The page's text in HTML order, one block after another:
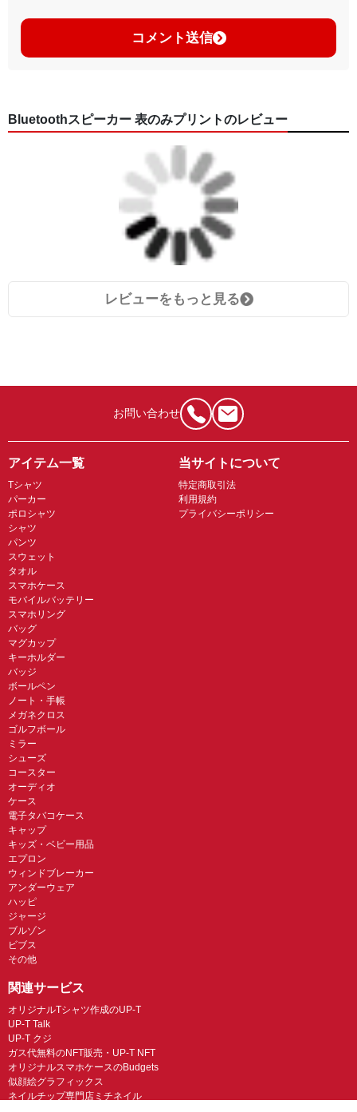
コメント送信
Bluetoothスピーカー 表のみプリントのレビュー
レビューをもっと見る
お問い合わせ
アイテム一覧
Tシャツ
パーカー
ポロシャツ
シャツ
パンツ
スウェット
タオル
スマホケース
モバイルバッテリー
スマホリング
バッグ
マグカップ
キーホルダー
バッジ
ボールペン
ノート・手帳
メガネクロス
ゴルフボール
ミラー
シューズ
コースター
オーディオ
ケース
電子タバコケース
キャップ
キッズ・ベビー用品
エプロン
ウィンドブレーカー
アンダーウェア
ハッピ
ジャージ
ブルゾン
ビブス
その他
当サイトについて
特定商取引法
利用規約
プライバシーポリシー
関連サービス
オリジナルTシャツ作成のUP-T
UP-T Talk
UP-T クジ
ガス代無料のNFT販売・UP-T NFT
オリジナルスマホケースのBudgets
似顔絵グラフィックス
ネイルチップ専門店ミチネイル